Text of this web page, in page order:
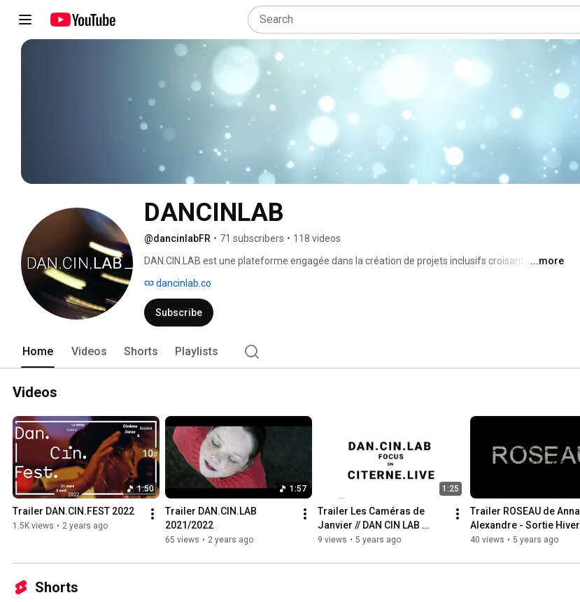
DANCINLAB
@dancinlabFR • 71 subscribers • 118 videos
DAN.CIN.LAB est une plateforme engagée dans la création de projets inclusifs croisant danse &
...more
dancinlab.co
Subscribe
Home Videos Shorts Playlists
Videos
1:50
Trailer DAN.CIN.FEST 2022
1.5K views • 2 years ago
1:57
Trailer DAN.CIN.LAB
2021/2022
65 views • 2 years ago
1:25
Trailer Les Caméras de
Janvier // DAN CIN LAB
focus on CITERNE LIVE
9 views • 5 years ago
Trailer ROSEAU de Anna
Alexandre - Sortie Hiver
2021
40 views • 5 years ago
Shorts